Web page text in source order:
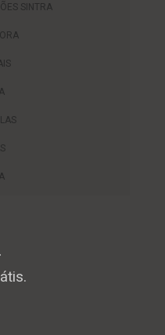
SINTRA